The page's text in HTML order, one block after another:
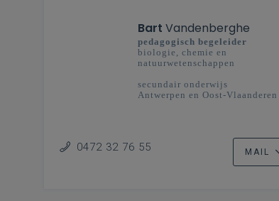
Bart Vandenberghe
pedagogisch begeleider
biologie, chemie en
natuurwetenschappen
secundair onderwijs
Antwerpen en Oost-Vlaanderen
0472 32 76 55 MAIL